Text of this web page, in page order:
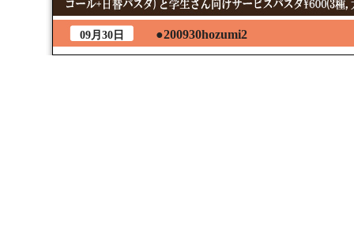
09月30日 ●200930hozumi2